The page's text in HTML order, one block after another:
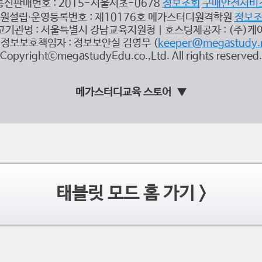
신판매번호 : 2015-서울서초-0678 정보조회 구매안전서비
설립∙운영등록번호 : 제10176호 메가스터디원격학원 정보
기관명 : 서울특별시 강남교육지원청 | 호스팅제공자 : (주)케
보보호책임자 : 정보보안실 김영무 (
CopyrightⓒmegastudyEdu.co.,Ltd. All rights reserved.
메가스터디교육 스토어
태블릿 모드 홈 가기 >